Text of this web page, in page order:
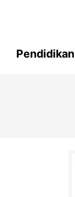
Pendidikan